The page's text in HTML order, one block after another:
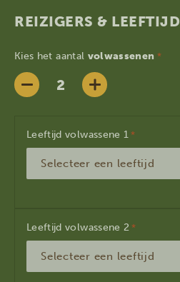
REIZIGERS & LEEFTIJD
Kies het aantal volwassenen *
Leeftijd volwassene *
Leeftijd volwassene *